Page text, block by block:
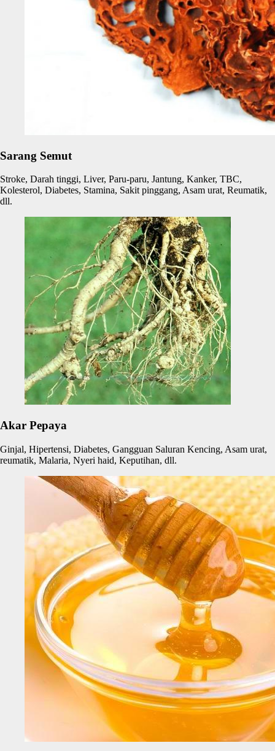
Sarang Semut
Stroke, Darah tinggi, Liver, Paru-paru, Jantung, Kanker, TBC,
Kolesterol, Diabetes, Stamina, Sakit pinggang, Asam urat, Reumatik,
dll.
Akar Pepaya
Ginjal, Hipertensi, Diabetes, Gangguan Saluran Kencing, Asam urat,
reumatik, Malaria, Nyeri haid, Keputihan, dll.